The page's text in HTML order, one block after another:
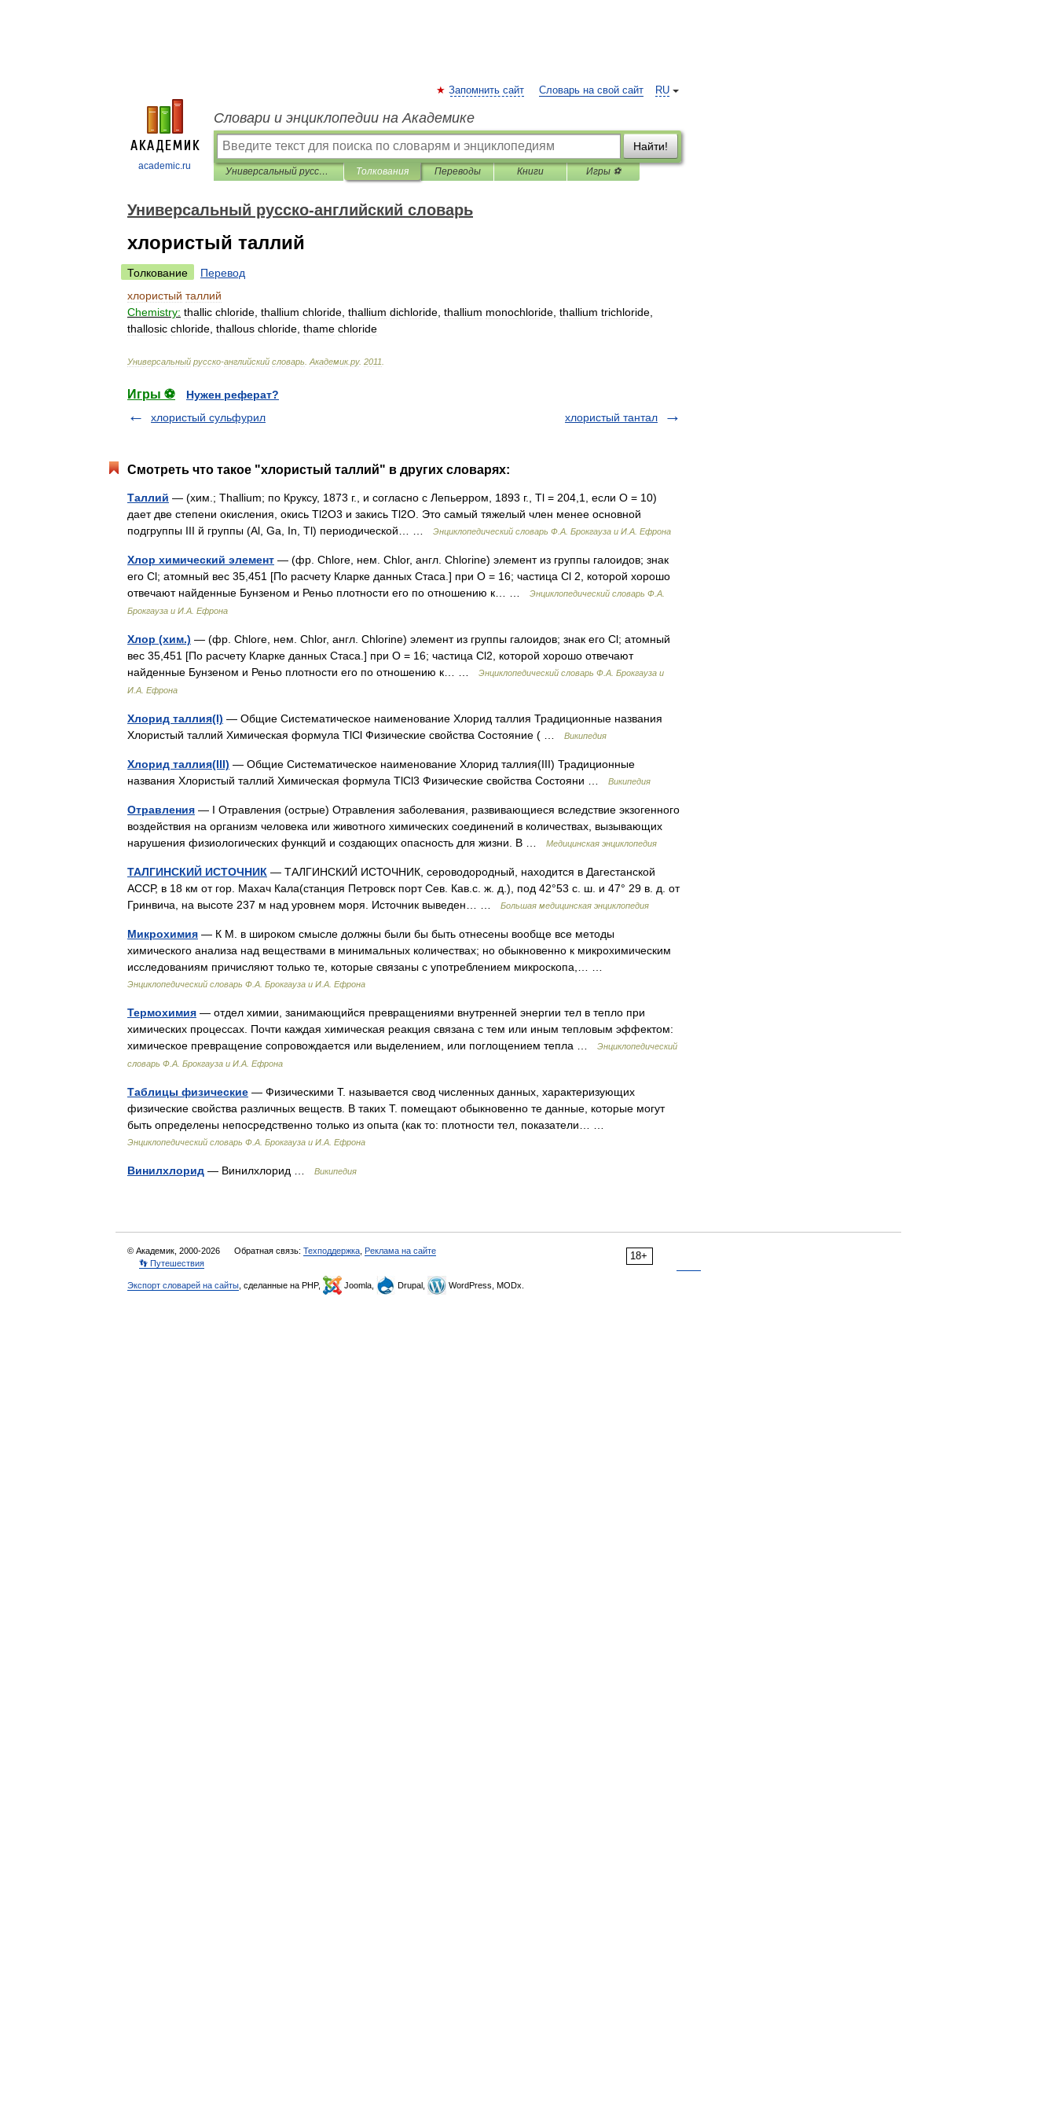
academic.ru
RU
Запомнить сайт Словарь на свой сайт
Словари и энциклопедии на Академике
Найти!
Универсальный русско-английский словарь Толкования Переводы Книги Игры ⚽
Универсальный русско-английский словарь
хлористый таллий
Толкование
Перевод
хлористый таллий
Chemistry: thallic chloride thallium chloride thallium dichloride thallium monochloride thallium trichloride
thallosic chloride thallous chloride thame chloride
Универсальный русско-английский словарь Академик.ру. 2011
Игры ⚽
Нужен реферат?
хлористый сульфурил
хлористый тантал
Смотреть что такое "хлористый таллий" в других словарях:
Таллий — (хим.; Thallium; по Круксу, 1873 г., и согласно с Лепьерром, 1893 г., Tl = 204,1, если О = 10)
дает две степени окисления, окись Tl2О3 и закись Τl2O. Это самый тяжелый член менее основной
подгруппы III й группы (Al, Ga, In, Tl) периодической… …
Энциклопедический словарь Ф.А. Брокгауза и И.А. Ефрона
Хлор химический элемент — (фр. Chlore, нем. Chlor, англ. Chlorine) элемент из группы галоидов; знак
его Cl; атомный вес 35,451 [Пo расчету Кларке данных Стаса.] при O = 16; частица Cl 2, которой хорошо
отвечают найденные Бунзеном и Реньо плотности его по отношению к… …
Энциклопедический словарь Ф.А.
Брокгауза и И.А. Ефрона
Хлор (хим.) — (фр. Chlore, нем. Chlor, англ. Chlorine) элемент из группы галоидов; знак его Cl; атомный
вес 35,451 [По расчету Кларке данных Стаса.] при O = 16; частица Cl2, которой хорошо отвечают
найденные Бунзеном и Реньо плотности его по отношению к… …
Энциклопедический словарь Ф.А. Брокгауза и
И.А. Ефрона
Хлорид таллия(I) — Общие Систематическое наименование Хлорид таллия Традиционные названия
Хлористый таллий Химическая формула TlCl Физические свойства Состояние ( …
Википедия
Хлорид таллия(III) — Общие Систематическое наименование Хлорид таллия(III) Традиционные
названия Хлористый таллий Химическая формула TlCl3 Физические свойства Состояни …
Википедия
Отравления — I Отравления (острые) Отравления заболевания, развивающиеся вследствие экзогенного
воздействия на организм человека или животного химических соединений в количествах, вызывающих
нарушения физиологических функций и создающих опасность для жизни. В …
Медицинская энциклопедия
ТАЛГИНСКИЙ ИСТОЧНИК — ТАЛГИНСКИЙ ИСТОЧНИК, сероводородный, находится в Дагестанской
АССР, в 18 км от гор. Махач Кала(станция Петровск порт Сев. Кав.с. ж. д.), под 42°53 с. ш. и 47° 29 в. д. от
Гринвича, на высоте 237 м над уровнем моря. Источник выведен… …
Большая медицинская энциклопедия
Микрохимия — К М. в широком смысле должны были бы быть отнесены вообще все методы
химического анализа над веществами в минимальных количествах; но обыкновенно к микрохимическим
исследованиям причисляют только те, которые связаны с употреблением микроскопа,… …
Энциклопедический словарь Ф.А. Брокгауза и И.А. Ефрона
Термохимия — отдел химии, занимающийся превращениями внутренней энергии тел в тепло при
химических процессах. Почти каждая химическая реакция связана с тем или иным тепловым эффектом:
химическое превращение сопровождается или выделением, или поглощением тепла …
Энциклопедический
словарь Ф.А. Брокгауза и И.А. Ефрона
Таблицы физические — Физическими Т. называется свод численных данных, характеризующих
физические свойства различных веществ. В таких Т. помещают обыкновенно те данные, которые могут
быть определены непосредственно только из опыта (как то: плотности тел, показатели… …
Энциклопедический словарь Ф.А. Брокгауза и И.А. Ефрона
Винилхлорид — Винилхлорид … Википедия
18+
© Академик, 2000-2026 Обратная связь: Техподдержка Реклама на сайте
👣 Путешествия
Экспорт словарей на сайты , сделанные на PHP, Joomla, Drupal, WordPress, MODx.